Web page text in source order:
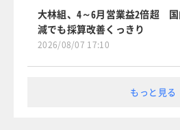
大林組、4～6月営業益2倍超
減でも採算改善くっきり
2026/08/07 17:10
もっと見る